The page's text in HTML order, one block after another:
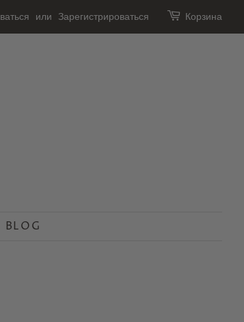
или Зарегистрироваться Корзина
BLOG